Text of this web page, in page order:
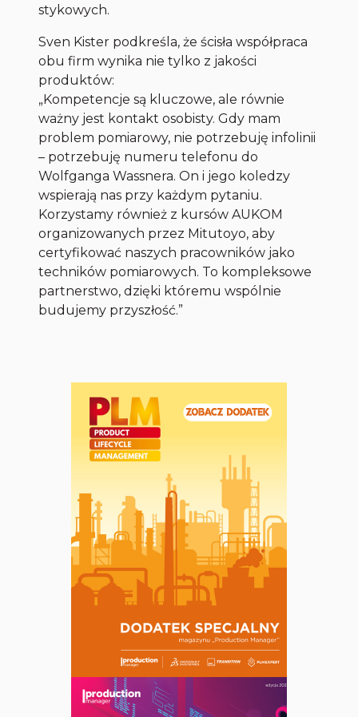
stykowych.
Sven Kister podkreśla, że ścisła współpraca
obu firm wynika nie tylko z jakości
produktów:
„Kompetencje są kluczowe, ale równie
ważny jest kontakt osobisty. Gdy mam
problem pomiarowy, nie potrzebuję infolinii
– potrzebuję numeru telefonu do
Wolfganga Wassnera. On i jego koledzy
wspierają nas przy każdym pytaniu.
Korzystamy również z kursów AUKOM
organizowanych przez Mitutoyo, aby
certyfikować naszych pracowników jako
techników pomiarowych. To kompleksowe
partnerstwo, dzięki któremu wspólnie
budujemy przyszłość.”